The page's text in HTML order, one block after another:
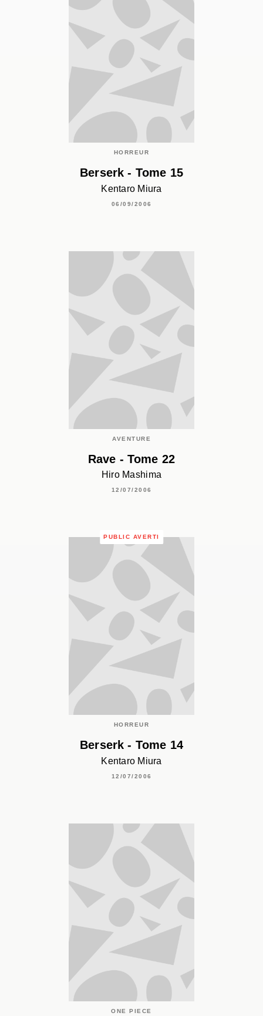
HORREUR
Berserk - Tome 15
Kentaro Miura
06/09/2006
AVENTURE
Rave - Tome 22
Hiro Mashima
12/07/2006
PUBLIC AVERTI
HORREUR
Berserk - Tome 14
Kentaro Miura
12/07/2006
ONE PIECE